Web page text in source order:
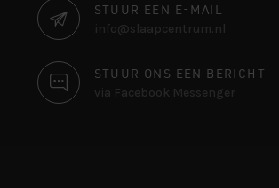
STUUR EEN E-MAIL
info@slaapcentrum.nl
STUUR ONS EEN BERICHT
via Facebook Messenger